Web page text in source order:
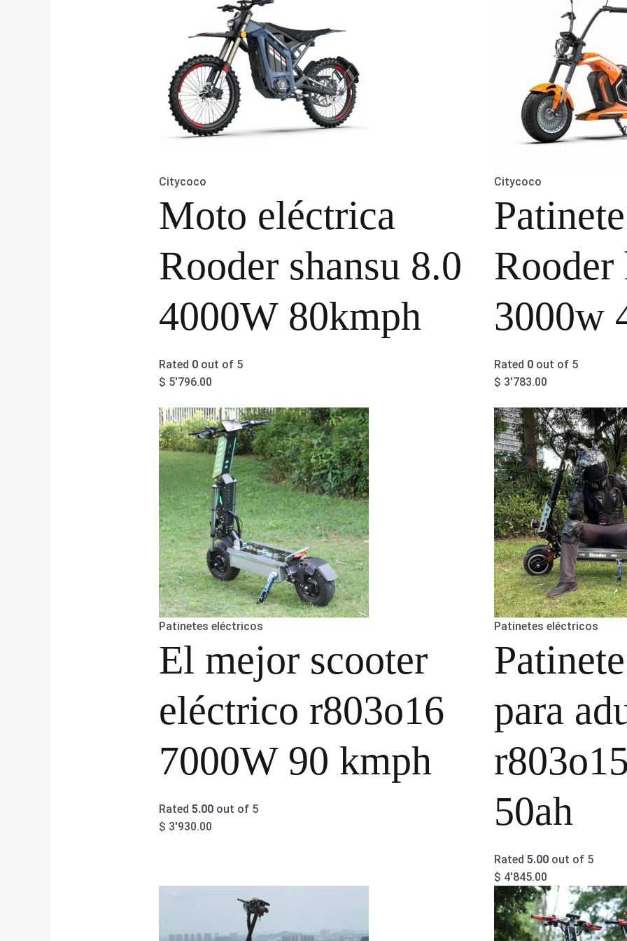
Citycoco
Moto eléctrica
Rooder shansu 8.0
4000W 80kmph
Rated 0out of 5
$ 5'796.00
Citycoco
Rooder
3000w
Rated 0 out of 5
$ 3'783.00
Patinetes eléctricos
El mejor scooter
eléctrico r803o16
7000W 90 kmph
Rated 5.00out of 5
$ 3'930.00
Patinetes eléctricos
para
50ah
Rated 5.00 out of 5
$ 4'845.00